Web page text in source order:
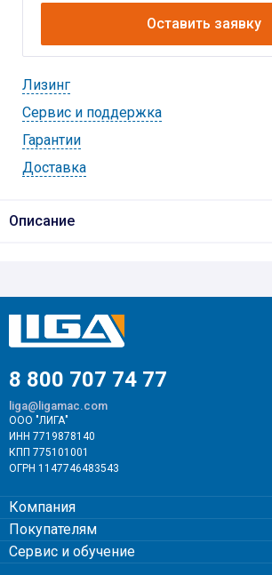
Оставить заявку
Лизинг
Cервис и поддержка
Гарантии
Доставка
Описание
8 800 707 74 77
liga@ligamac.com
ООО "ЛИГА"
ИНН 7719878140
КПП 775101001
ОГРН 1147746483543
Компания
Покупателям
Сервис и обучение